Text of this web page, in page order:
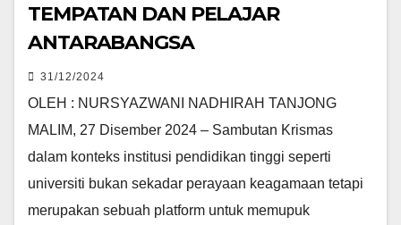
TEMPATAN DAN PELAJAR
ANTARABANGSA
31/12/2024
OLEH : NURSYAZWANI NADHIRAH TANJONG
MALIM, 27 Disember 2024 – Sambutan Krismas
dalam konteks institusi pendidikan tinggi seperti
universiti bukan sekadar perayaan keagamaan tetapi
merupakan sebuah platform untuk memupuk